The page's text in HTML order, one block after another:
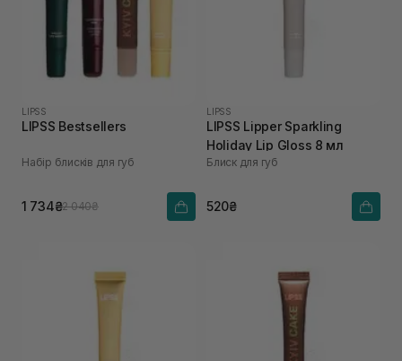
LIPSS
LIPSS Bestsellers
Набір блисків для губ
1 734₴2 040₴
LIPSS
LIPSS Lipper Sparkling
Holiday Lip Gloss 8 мл
Блиск для губ
520₴